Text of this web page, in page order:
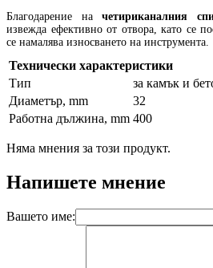
Благодарение на
четириканалния
извежда ефективно от отвора, като се
се намалява износването на инструмента.
Технически характеристики
Тип
за камък и
Диаметър, mm
32
Работна дължина, mm 400
Няма мнения за този продукт.
Напишете мнение
Вашето име: